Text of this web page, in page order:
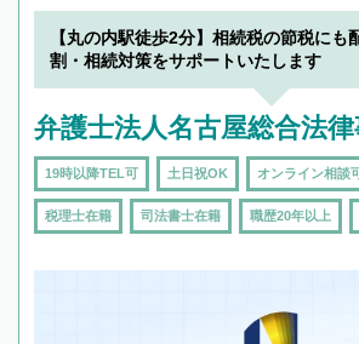
【丸の内駅徒歩2分】相続税の節税にも
割・相続対策をサポートいたします
弁護士法人名古屋総合法
19時以降TEL可 土日祝OK オンライン相談
税理士在籍 司法書士在籍 職歴20年以上